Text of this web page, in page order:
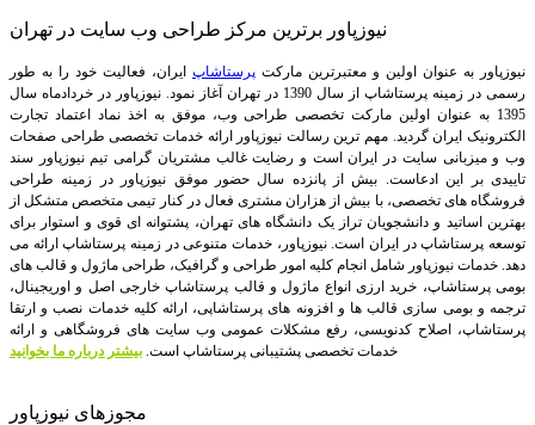
نیوزپاور برترین مرکز طراحی وب سایت در تهران
نیوزپاور به عنوان اولین و معتبرترین مارکت پرستاشاپ ایران، فعالیت خود را به طور
رسمی در زمینه پرستاشاپ از سال 1390 در تهران آغاز نمود. نیوزپاور در خردادماه سال
1395 به عنوان اولین مارکت تخصصی طراحی وب، موفق به اخذ نماد اعتماد تجارت
الکترونیک ایران گردید. مهم ترین رسالت نیوزپاور ارائه خدمات تخصصی طراحی صفحات
وب و میزبانی سایت در ایران است و رضایت غالب مشتریان گرامی تیم نیوزپاور سند
تاییدی بر این ادعاست. بیش از پانزده سال حضور موفق نیوزپاور در زمینه طراحی
فروشگاه های تخصصی، با بیش از هزاران مشتری فعال در کنار تیمی متخصص متشکل از
بهترین اساتید و دانشجویان تراز یک دانشگاه های تهران، پشتوانه ای قوی و استوار برای
توسعه پرستاشاپ در ایران است.نیوزپاور، خدمات متنوعی در زمینه پرستاشاپ ارائه می
دهد. خدمات نیوزپاور شامل انجام کلیه امور طراحی و گرافیک، طراحی ماژول و قالب های
بومی پرستاشاپ، خرید ارزی انواع ماژول و قالب پرستاشاپ خارجی اصل و اوریجینال،
ترجمه و بومی سازی قالب ها و افزونه های پرستاشاپی، ارائه کلیه خدمات نصب و ارتقا
پرستاشاپ، اصلاح کدنویسی، رفع مشکلات عمومی وب سایت های فروشگاهی و ارائه
خدمات تخصصی پشتیبانی پرستاشاپ است. بیشتر درباره ما بخوانید
مجوزهای نیوزپاور